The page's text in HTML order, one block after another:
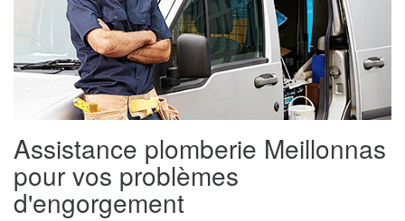
Assistance plomberie Meillonnas
pour vos problèmes
d'engorgement